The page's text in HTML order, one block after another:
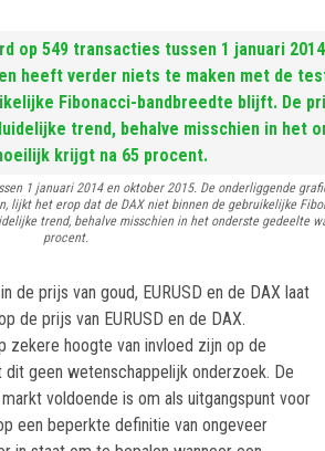
1 januari 2014 en oktober 2015. De onderliggende
het erop dat de DAX niet binnen de gebruikelijke
trend, behalve misschien in het onderste gedeelte
procent.
de prijs van goud, EURUSD en de DAX laat
de prijs van EURUSD en de DAX.
zekere hoogte van invloed zijn op de
geen wetenschappelijk onderzoek. De
voldoende is om als uitgangspunt voor
een beperkte definitie van ongeveer